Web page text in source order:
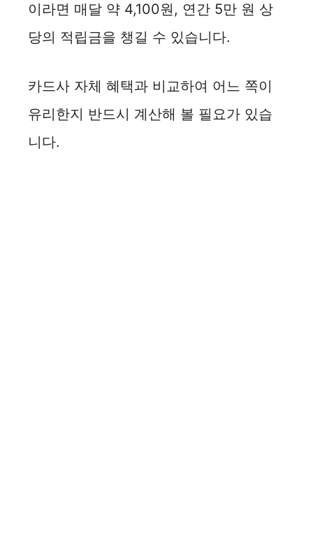
이라면 매달 약 4,100원, 연간 5만 원 상
당의 적립금을 챙길 수 있습니다.
카드사 자체 혜택과 비교하여 어느 쪽이
유리한지 반드시 계산해 볼 필요가 있습
니다.